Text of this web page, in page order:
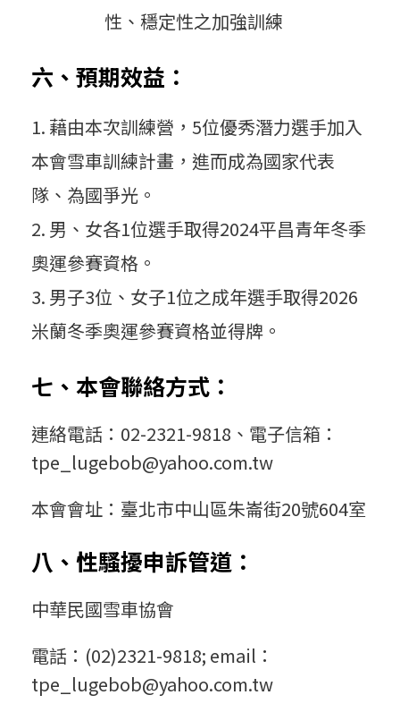
性、穩定性之加強訓練
六、預期效益：
藉由本次訓練營，5位優秀潛力選手加入
本會雪車訓練計畫，進而成為國家代表
隊、為國爭光。
男、女各1位選手取得2024平昌青年冬季
奧運參賽資格。
男子3位、女子1位之成年選手取得2026
米蘭冬季奧運參賽資格並得牌。
七、本會聯絡方式：
連絡電話：02-2321-9818、電子信箱：
tpe_lugebob@yahoo.com.tw
本會會址：臺北市中山區朱崙街20號604室
八、性騷擾申訴管道：
中華民國雪車協會
電話：(02)2321-9818; email：
tpe_lugebob@yahoo.com.tw